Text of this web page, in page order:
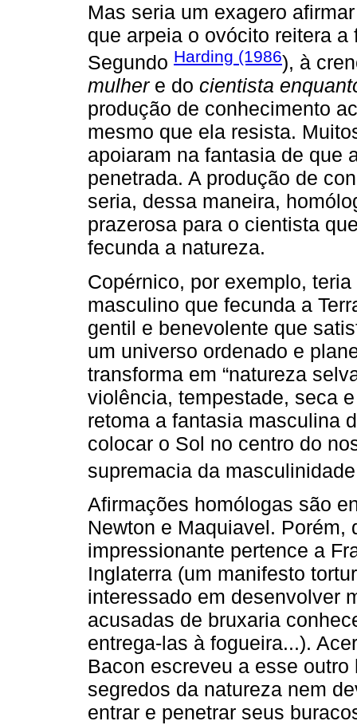
Mas seria um exagero
que arpeia o ovócito reitera
Segundo Harding (1986), à
mulhere do cientista
produção de conhecimento
mesmo que ela resista.
apoiaram na fantasia de que
penetrada. A produção de
seria, dessa maneira,
prazerosa para o cientista
fecunda a natureza.
Copérnico, por exemplo,
masculino que fecunda a
gentil e benevolente que
um universo ordenado e
transforma em “natureza
violência, tempestade, seca
retoma a fantasia masculina
colocar o Sol no centro do
supremacia da
Afirmações homólogas são
Newton e Maquiavel.
impressionante pertence a
Inglaterra (um manifesto
interessado em desenvolver
acusadas de bruxaria
entrega-las à fogueira...).
Bacon escreveu a esse
segredos da natureza nem
entrar e penetrar seus